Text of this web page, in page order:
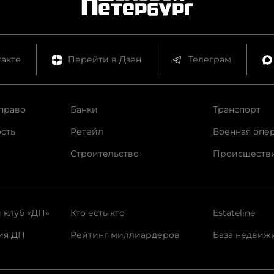
Перейти в Дзен Телеграм
Банки
Ретейл
Строительство
Транспорт
Военная
клуб «ДП»
ДП
Кто есть кто
Рейтинг миллиардеров
Estateline
База